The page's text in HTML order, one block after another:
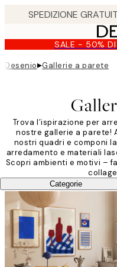
content.
SALE - 50% DI
Desenio▸Gallerie a parete
Trova l’ispirazione per
nostre gallerie a parete!
nostri quadri e componi
arredamento e materiali
Scopri ambienti e motivi –
Categorie